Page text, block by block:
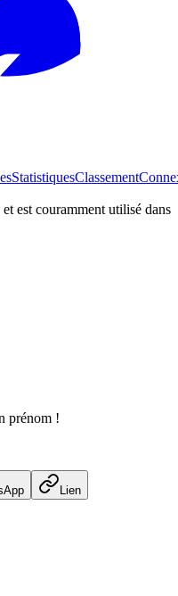
StatistiquesClassement
est couramment utilisé dans
prénom !
Lien